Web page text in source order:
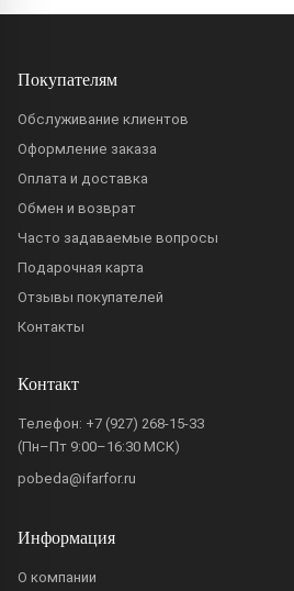
Покупателям
Обслуживание клиентов
Оформление заказа
Оплата и доставка
Обмен и возврат
Часто задаваемые вопросы
Подарочная карта
Отзывы покупателей
Контакты
Контакт
Телефон: +7 (927) 268-15-33
(Пн–Пт 9:00–16:30 МСК)
pobeda@ifarfor.ru
Информация
О компании